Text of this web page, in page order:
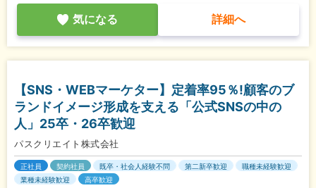
気になる 詳細へ
【SNS・WEBマーケター】定着率95％!顧客のブ
ランドイメージ形成を支える「公式SNSの中の
人」25卒・26卒歓迎
パスクリエイト株式会社
正社員 契約社員 既卒・社会人経験不問 第二新卒歓迎
職種未経験歓迎
業種未経験歓迎
高卒歓迎